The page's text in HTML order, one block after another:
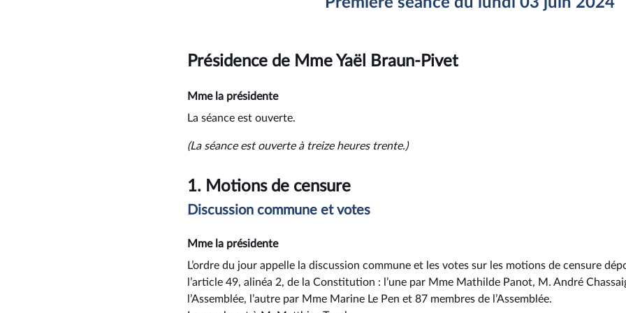
Présidence de Mme Yaël Braun-Pivet
Mme la présidente
La séance est ouverte.
(La séance est ouverte à treize heures trente.)
1. Motions de censure
Discussion commune et votes
Mme la présidente
L’ordre du jour appelle la discussion commune et les votes sur les motions de censure
l’article 49, alinéa 2, de la Constitution : l’une par Mme Mathilde Panot, M. André
l’Assemblée, l’autre par Mme Marine Le Pen et 87 membres de l’Assemblée.